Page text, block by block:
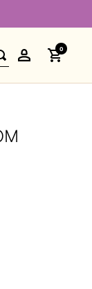
0